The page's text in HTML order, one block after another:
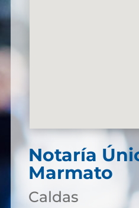
Notaría
Marmato
Caldas